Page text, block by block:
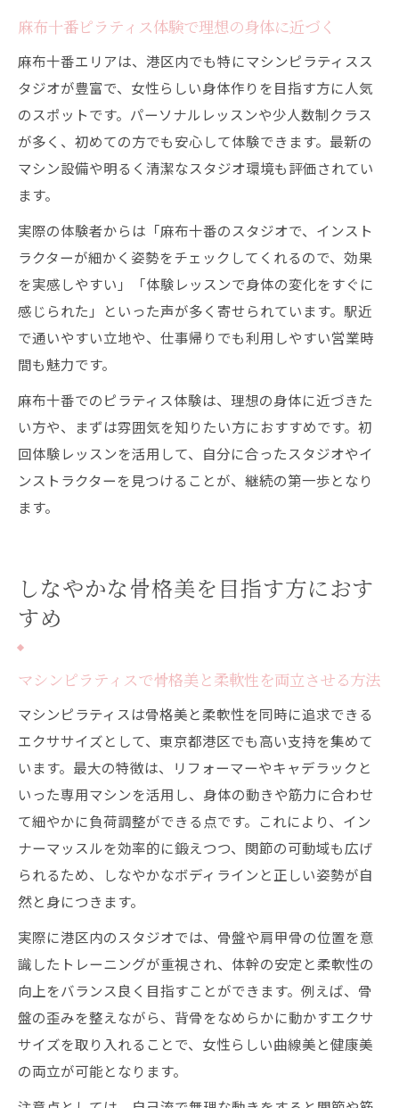
麻布十番ピラティス体験で理想の身体に近づく
麻布十番エリアは、港区内でも特にマシンピラティスス
タジオが豊富で、女性らしい身体作りを目指す方に人気
のスポットです。パーソナルレッスンや少人数制クラス
が多く、初めての方でも安心して体験できます。最新の
マシン設備や明るく清潔なスタジオ環境も評価されてい
ます。
実際の体験者からは「麻布十番のスタジオで、インスト
ラクターが細かく姿勢をチェックしてくれるので、効果
を実感しやすい」「体験レッスンで身体の変化をすぐに
感じられた」といった声が多く寄せられています。駅近
で通いやすい立地や、仕事帰りでも利用しやすい営業時
間も魅力です。
麻布十番でのピラティス体験は、理想の身体に近づきた
い方や、まずは雰囲気を知りたい方におすすめです。初
回体験レッスンを活用して、自分に合ったスタジオやイ
ンストラクターを見つけることが、継続の第一歩となり
ます。
しなやかな骨格美を目指す方におす
すめ
マシンピラティスで骨格美と柔軟性を両立させる方法
マシンピラティスは骨格美と柔軟性を同時に追求できる
エクササイズとして、東京都港区でも高い支持を集めて
います。最大の特徴は、リフォーマーやキャデラックと
いった専用マシンを活用し、身体の動きや筋力に合わせ
て細やかに負荷調整ができる点です。これにより、イン
ナーマッスルを効率的に鍛えつつ、関節の可動域も広げ
られるため、しなやかなボディラインと正しい姿勢が自
然と身につきます。
実際に港区内のスタジオでは、骨盤や肩甲骨の位置を意
識したトレーニングが重視され、体幹の安定と柔軟性の
向上をバランス良く目指すことができます。例えば、骨
盤の歪みを整えながら、背骨をなめらかに動かすエクサ
サイズを取り入れることで、女性らしい曲線美と健康美
の両立が可能となります。